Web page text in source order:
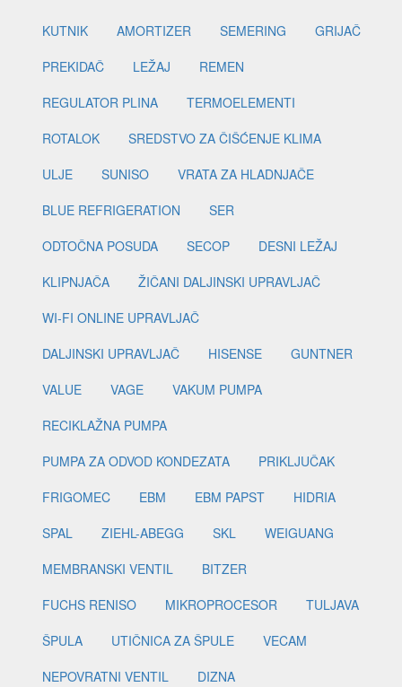
KUTNIK
AMORTIZER SEMERING
GRIJAČ
PREKIDAČ
LEŽAJ
REMEN
REGULATOR PLINA
TERMOELEMENTI
ROTALOK
SREDSTVO ZA ČIŠĆENJE KLIMA
ULJE
SUNISO
VRATA ZA HLADNJAČE
BLUE REFRIGERATION
SER
ODTOČNA POSUDA
SECOP
DESNI LEŽAJ
KLIPNJAČA
ŽIČANI DALJINSKI UPRAVLJAČ
WI-FI ONLINE UPRAVLJAČ
DALJINSKI UPRAVLJAČ
HISENSE
GUNTNER
VALUE
VAGE
VAKUM PUMPA
RECIKLAŽNA PUMPA
PUMPA ZA ODVOD KONDEZATA
PRIKLJUČAK
FRIGOMEC
EBM EBM PAPST
HIDRIA
SPAL
ZIEHL-ABEGG SKL
WEIGUANG
MEMBRANSKI VENTIL
BITZER
FUCHS RENISO
MIKROPROCESOR
TULJAVA
ŠPULA
UTIČNICA ZA ŠPULE
VECAM
NEPOVRATNI VENTIL
DIZNA